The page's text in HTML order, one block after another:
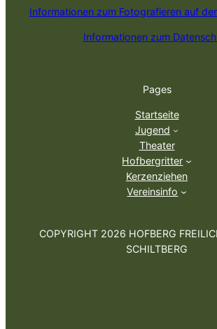
Informationen zum Fotografieren auf
Informationen zum
Pages
Startseite
Jugend
Theater
Hofbergritter
Kerzenziehen
Vereinsinfo
COPYRIGHT 2026 HOFBERG
SCHILTBERG